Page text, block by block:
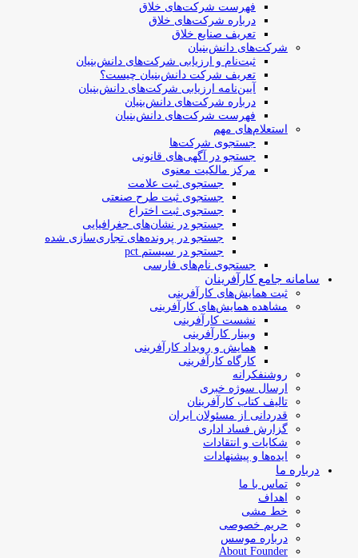
فهرست شرکت‌های خلاق
درباره شرکت‌های خلاق
تعریف صنایع خلاق
شرکت‌های دانش‌بنیان
ثبت‌نام و ارزیابی شرکت‌های دانش‌بنیان
تعریف شرکت دانش‌بنیان چیست؟
آیین‌نامه ارزیابی شرکت‌های دانش‌بنیان
درباره شرکت‌های دانش‌بنیان
فهرست شرکت‌های دانش‌بنیان
استعلام‌های مهم
جستجوی شرکت‌ها
جستجو در آگهی‌های قانونی
مرکز مالکیت معنوی
جستجوی ثبت علامت
جستجوی ثبت طرح صنعتی
جستجوی ثبت اختراع
جستجو در نشان‌های جغرافیایی
جستجو در پرونده‌های تجاری‌سازی شده
جستجو در سیستم pct
جستجوی نام‌های فارسی
سامانه جامع کارآفرینان
ثبت همایش‌های کارآفرینی
مشاهده همایش‌های کارآفرینی
نشست کارآفرینی
وبینار کارآفرینی
همایش و رویداد کارآفرینی
کارگاه کارآفرینی
روشنفکرانه
ارسال سوژه‌ خبری
تالیف کتاب کارآفرینان
قدردانی از مسئولان ایران
گزارش فساد اداری
شکایات و انتقادات
ایده‌ها و پیشنهادات
درباره ما
تماس با ما
اهداف
خط مشی
حریم خصوصی
درباره موسس
About Founder